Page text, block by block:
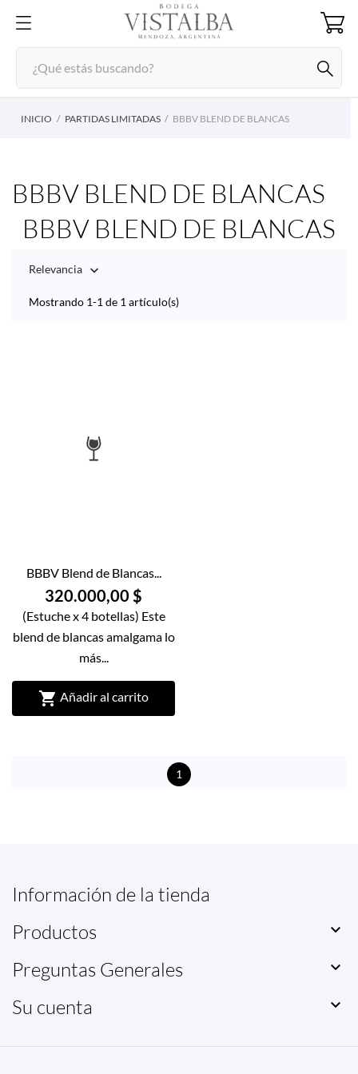
INICIO PARTIDAS LIMITADAS BBBV BLEND DE BLANCAS
BBBV BLEND DE BLANCAS
BBBV BLEND DE BLANCAS
Relevancia 
Mostrando 1-1 de 1 artículo(s)
BBBV Blend de Blancas...
320.000,00 $
(Estuche x 4 botellas) Este
blend de blancas amalgama lo
más...
 Añadir al carrito
1
Información de la tienda
Productos

Preguntas Generales 
Su cuenta 